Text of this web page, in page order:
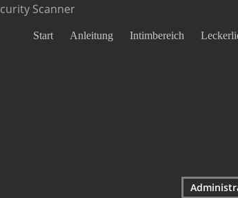
Start Anleitung Intimbereich